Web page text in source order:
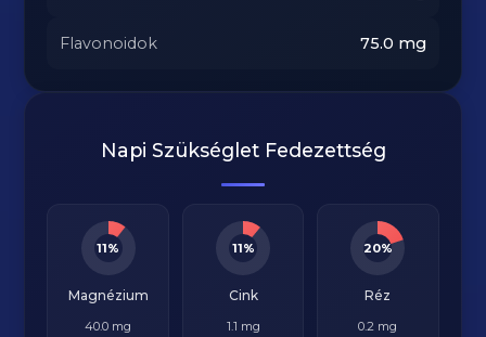
Flavonoidok 75.0 mg
Napi Szükséglet Fedezettség
11%
Magnézium
40.0 mg
11%
Cink
1.1 mg
20%
Réz
0.2 mg